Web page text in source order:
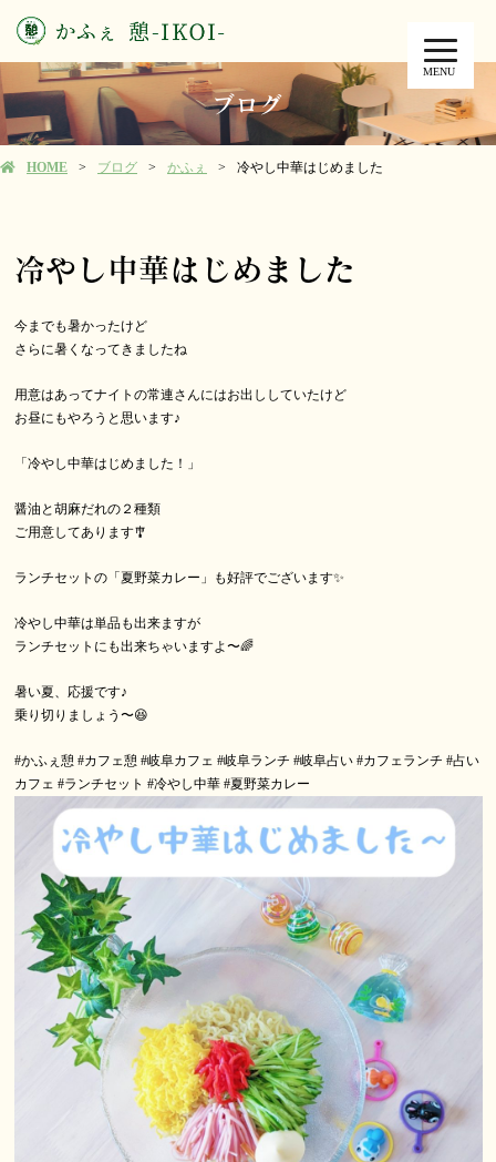
MENU
ブログ
HOME ブログ かふぇ 冷やし中華はじめました
冷やし中華はじめました
今までも暑かったけど
さらに暑くなってきましたね
用意はあってナイトの常連さんにはお出ししていたけど
お昼にもやろうと思います♪
「冷やし中華はじめました！」
醤油と胡麻だれの２種類
ご用意してあります🎐
ランチセットの「夏野菜カレー」も好評でございます✨
冷やし中華は単品も出来ますが
ランチセットにも出来ちゃいますよ〜🌈
暑い夏、応援です♪
乗り切りましょう〜😆
#かふぇ憩 #カフェ憩 #岐阜カフェ #岐阜ランチ #岐阜占い #カフェランチ #占い
カフェ #ランチセット #冷やし中華 #夏野菜カレー